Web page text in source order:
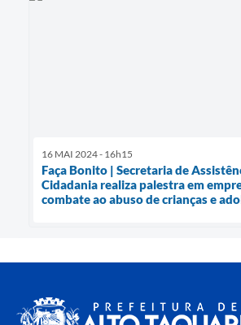
16 MAI 2024 - 16h15
Faça Bonito | Secretaria de
Cidadania realiza palestra em
combate ao abuso de crianças e